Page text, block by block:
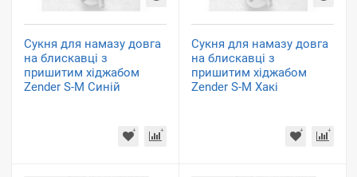
Сукня для намазу довга
на блискавці з
пришитим хіджабом
Zender S-M Синій
Сукня для намазу довга
на блискавці з
пришитим хіджабом
Zender S-M Хакі